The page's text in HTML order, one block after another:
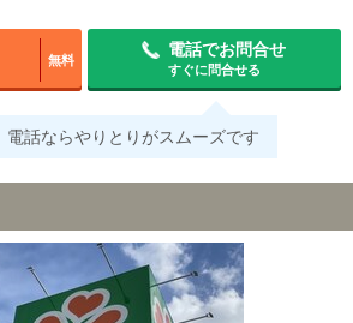
無料
電話でお問合せ
すぐに問合せる
電話ならやりとりがスムーズです